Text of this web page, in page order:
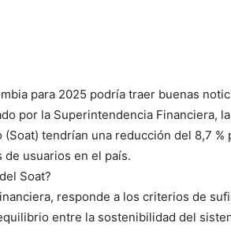
para 2025 podría traer buenas
por la Superintendencia Financiera,
tendrían una reducción del 8,7
usuarios en el país.
Soat?
responde a los criterios de
entre la sostenibilidad del